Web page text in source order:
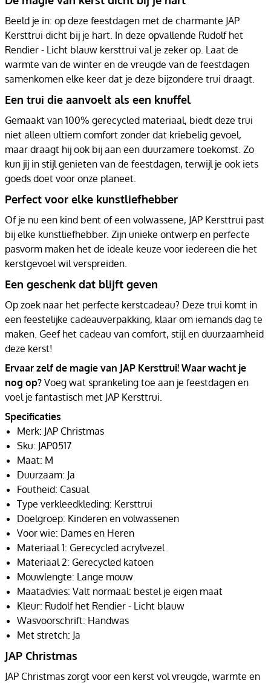
Beeld je in: op deze feestdagen met de charmante JAP
Kersttrui dicht bij je hart. In deze opvallende Rudolf het
Rendier - Licht blauw kersttrui val je zeker op. Laat de
warmte van de winter en de vreugde van de feestdagen
samenkomen elke keer dat je deze bijzondere trui draagt.
Een trui die aanvoelt als een knuffel
Gemaakt van 100% gerecycled materiaal, biedt deze trui
niet alleen ultiem comfort zonder dat kriebelig gevoel,
maar draagt hij ook bij aan een duurzamere toekomst. Zo
kun jij in stijl genieten van de feestdagen, terwijl je ook iets
goeds doet voor onze planeet.
Perfect voor elke kunstliefhebber
Of je nu een kind bent of een volwassene, JAP Kersttrui past
bij elke kunstliefhebber. Zijn unieke ontwerp en perfecte
pasvorm maken het de ideale keuze voor iedereen die het
kerstgevoel wil verspreiden.
Een geschenk dat blijft geven
Op zoek naar het perfecte kerstcadeau? Deze trui komt in
een feestelijke cadeauverpakking, klaar om iemands dag te
maken. Geef het cadeau van comfort, stijl en duurzaamheid
deze kerst!
Ervaar zelf de magie van JAP Kersttrui! Waar wacht je
nog op? Voeg wat sprankeling toe aan je feestdagen en
voel je fantastisch met JAP Kersttrui.
Specificaties
Merk: JAP Christmas
Sku: JAP0517
Maat: M
Duurzaam: Ja
Foutheid: Casual
Type verkleedkleding: Kersttrui
Doelgroep: Kinderen en volwassenen
Voor wie: Dames en Heren
Materiaal 1: Gerecycled acrylvezel
Materiaal 2: Gerecycled katoen
Mouwlengte: Lange mouw
Maatadvies: Valt normaal: bestel je eigen maat
Kleur: Rudolf het Rendier - Licht blauw
Wasvoorschrift: Handwas
Met stretch: Ja
JAP Christmas
JAP Christmas zorgt voor een kerst vol vreugde, warmte en